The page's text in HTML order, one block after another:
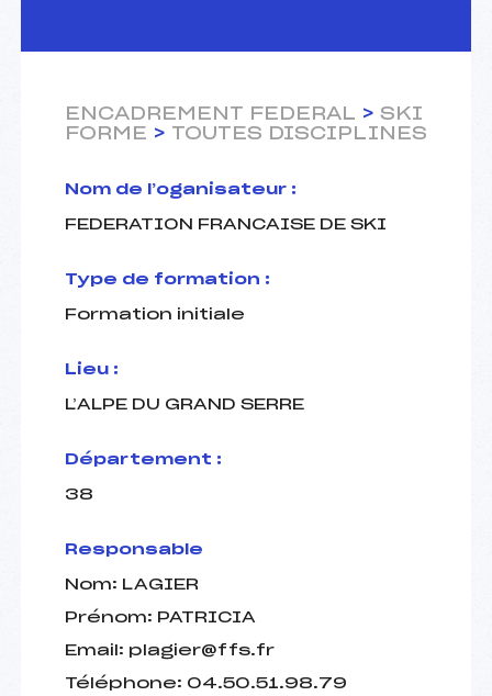
ENCADREMENT FEDERAL > SKI
FORME > TOUTES DISCIPLINES
Nom de l’oganisateur :
FEDERATION FRANCAISE DE SKI
Type de formation :
Formation initiale
Lieu :
L’ALPE DU GRAND SERRE
Département :
38
Responsable
Nom: LAGIER
Prénom: PATRICIA
Email: plagier@ffs.fr
Téléphone: 04.50.51.98.79